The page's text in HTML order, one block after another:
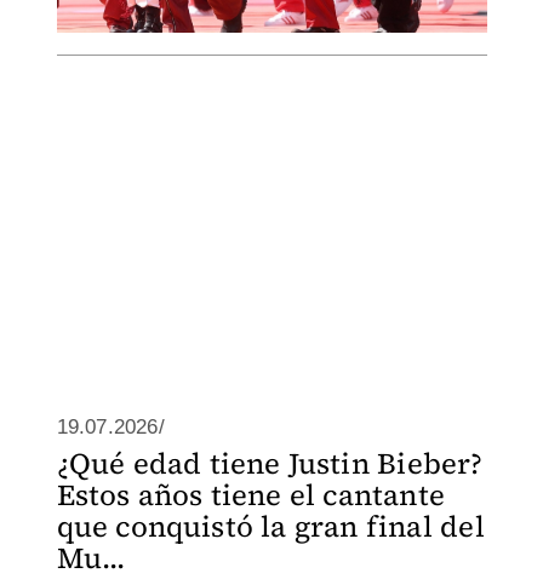
19.07.2026/
¿Qué edad tiene Justin Bieber?
Estos años tiene el cantante
que conquistó la gran final del
Mu...